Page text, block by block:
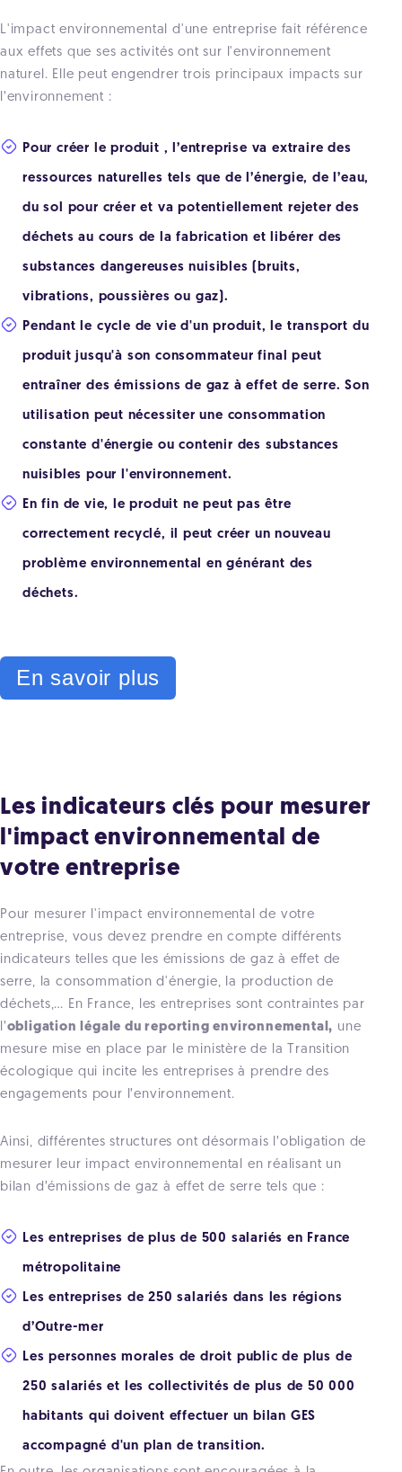
L'impact environnemental d'une entreprise fait référence
aux effets que ses activités ont sur l'environnement
naturel. Elle peut engendrer trois principaux impacts sur
l’environnement :
Pour créer le produit , l’entreprise va extraire des
ressources naturelles tels que de l’énergie, de l’eau,
du sol pour créer et va potentiellement rejeter des
déchets au cours de la fabrication et libérer des
substances dangereuses nuisibles (bruits,
vibrations, poussières ou gaz).
Pendant le cycle de vie d'un produit, le transport du
produit jusqu'à son consommateur final peut
entraîner des émissions de gaz à effet de serre. Son
utilisation peut nécessiter une consommation
constante d'énergie ou contenir des substances
nuisibles pour l'environnement.
En fin de vie, le produit ne peut pas être
correctement recyclé, il peut créer un nouveau
problème environnemental en générant des
déchets.
En savoir plus
Les indicateurs clés pour mesurer
l'impact environnemental de
votre entreprise
Pour mesurer l'impact environnemental de votre
entreprise, vous devez prendre en compte différents
indicateurs telles que les émissions de gaz à effet de
serre, la consommation d'énergie, la production de
déchets,… En France, les entreprises sont contraintes par
l’obligation légale du reporting environnemental, une
mesure mise en place par le ministère de la Transition
écologique qui incite les entreprises à prendre des
engagements pour l’environnement.
Ainsi, différentes structures ont désormais l’obligation de
mesurer leur impact environnemental en réalisant un
bilan d’émissions de gaz à effet de serre tels que :
Les entreprises de plus de 500 salariés en France
métropolitaine
Les entreprises de 250 salariés dans les régions
d’Outre-mer
Les personnes morales de droit public de plus de
250 salariés et les collectivités de plus de 50 000
habitants qui doivent effectuer un bilan GES
accompagné d'un plan de transition.